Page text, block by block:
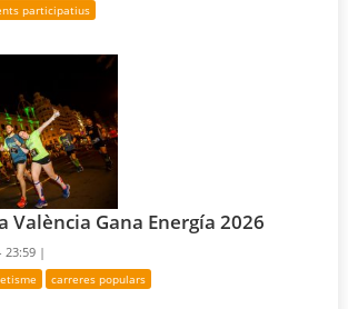
participatius
València Gana Energía 2026
23:59 |
carreres populars